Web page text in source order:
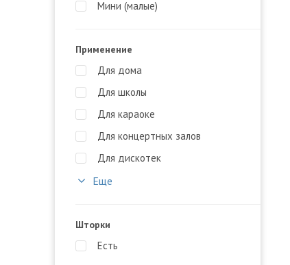
Мини (малые)
Применение
Для дома
Для школы
Для караоке
Для концертных залов
Для дискотек
Еще
Шторки
Есть